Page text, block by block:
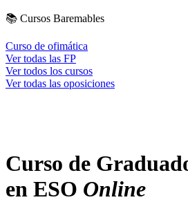
📚 Cursos Baremables
Curso de ofimática
Ver todas las FP
Ver todos los cursos
Ver todas las oposiciones
Curso de
en ESO Online